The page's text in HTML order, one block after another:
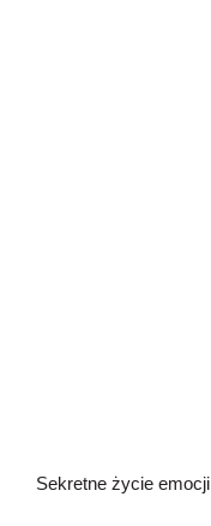
Sekretne życie emocji